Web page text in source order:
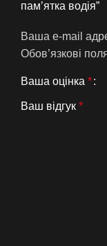
памʼятка водія”
Ваша e-mail
Обов’язкові
Ваша оцінка *
Ваш відгук *